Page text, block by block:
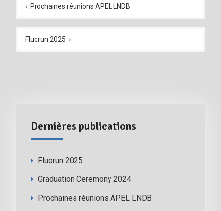
de
l’article
Prochaines réunions APEL LNDB
Fluorun 2025
Dernières publications
Fluorun 2025
Graduation Ceremony 2024
Prochaines réunions APEL LNDB